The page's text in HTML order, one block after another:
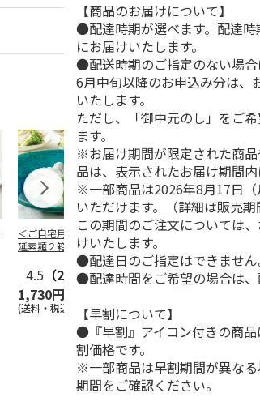
＜ご自宅用＞島原手
延素麺２箱・黒ごま
4.5 （2）
1,730円
(送料・税込)
＜お中元＞島原手延
素麺３ｋｇ【古（ひ
ね）】
5.0（2）
(送料・税込)
＜お
手延べ
5.0
【商品のお届けについて】
●配達時期が選べます。配達
にお届けいたします。
●配送時期のご指定のない場合
6月中旬以降のお申込み分は、
いたします。
ただし、「御中元のし」をご
ます。
※お届け期間が限定された商
品は、表示されたお届け期間内
※一部商品は2026年8月17日
いただけます。（詳細は販売期
この期間のご注文については
けいたします。
●配達日のご指定はできません
●配達時間をご希望の場合は、
【早割について】
●『早割』アイコン付きの商
割価格です。
※一部商品は早割期間が異な
期間をご確認ください。